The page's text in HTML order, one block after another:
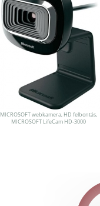
MICROSOFT webkamera, HD felbontás,
MICROSOFT LifeCam HD-3000